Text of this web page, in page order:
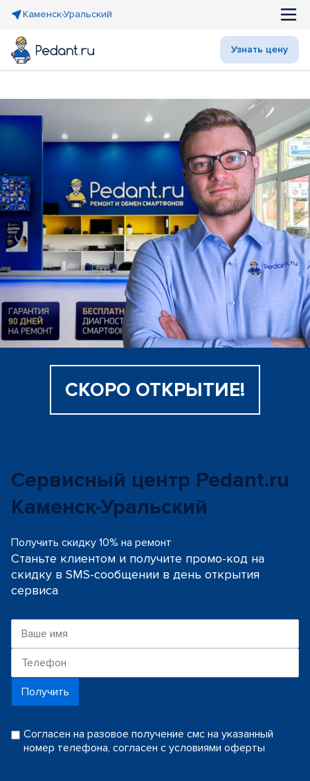
Каменск-Уральский
Узнать цену
СКОРО ОТКРЫТИЕ!
Сервисный центр Pedant.ru
Каменск-Уральский
Получить скидку 10% на ремонт
Станьте клиентом и получите промо-код на
скидку в SMS-сообщении в день открытия
сервиса
Получить
Согласен на разовое получение смс на указанный
номер телефона, согласен с условиями оферты